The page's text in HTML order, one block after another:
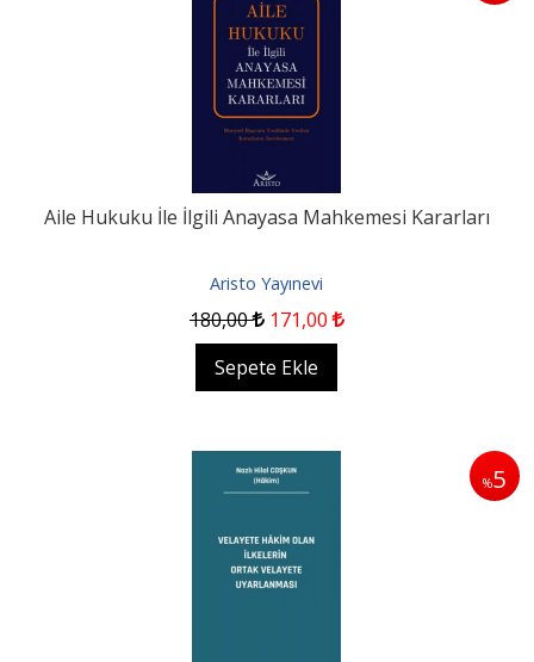
Aile Hukuku İle İlgili Anayasa Mahkemesi Kararları
Aristo Yayınevi
180,00 171,00
Sepete Ekle
%5